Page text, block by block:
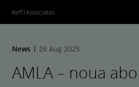
News 26 Aug 2025
AMLA – noua